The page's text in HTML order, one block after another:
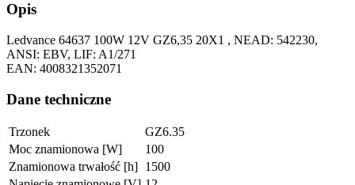
Opis
Ledvance 64637 100W 12V GZ6,35 20X1 , NEAD: 542230,
ANSI: EBV, LIF: A1/271
EAN: 4008321352071
Dane techniczne
Trzonek
GZ6.35
Moc znamionowa [W]
100
Znamionowa trwałość [h] 1500